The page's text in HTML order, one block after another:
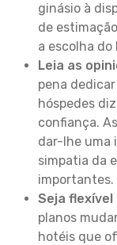
ginásio à
de
a escolha do
Leia as
pena
hóspedes
confiança.
dar-lhe uma
simpatia da
importantes.
Seja flexível
planos
hotéis que